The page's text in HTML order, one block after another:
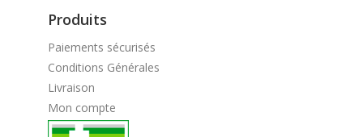
Produits
Paiements sécurisés
Conditions Générales
Livraison
Mon compte